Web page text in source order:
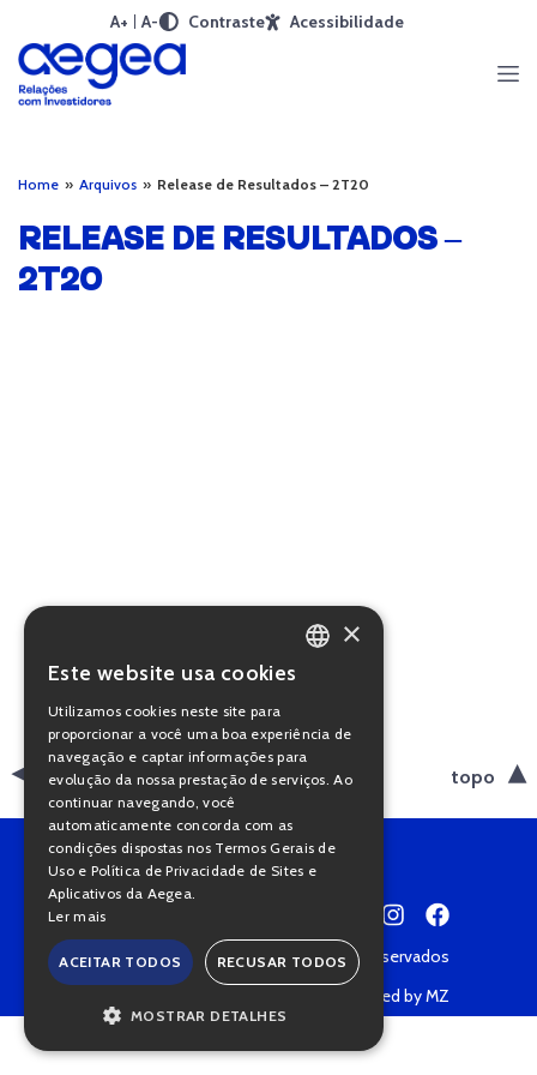
A+ A- Contraste Acessibilidade
Home » Arquivos » Release de Resultados – 2T20
RELEASE DE RESULTADOS –
2T20
voltar topo
Copyright © 2022 • Todos os direitos reservados
Powered by MZ
PORTUGUESE
×
Este website usa cookies
Utilizamos cookies neste site para
proporcionar a você uma boa experiência de
navegação e captar informações para
evolução da nossa prestação de serviços. Ao
continuar navegando, você
automaticamente concorda com as
condições dispostas nos Termos Gerais de
Uso e Política de Privacidade de Sites e
Aplicativos da Aegea.
Ler mais
ACEITAR TODOS RECUSAR TODOS
MOSTRAR DETALHES